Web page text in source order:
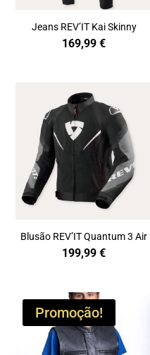
Jeans REV’IT Kai Skinny
169,99€
Blusão REV’IT Quantum 3 Air
199,99€
Promoção!